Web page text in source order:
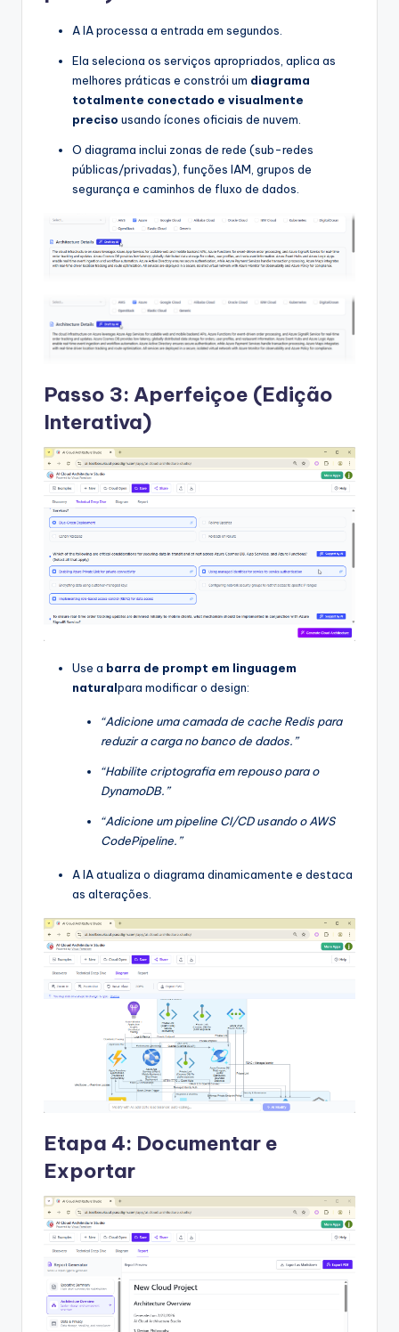
A IA processa a entrada em segundos.
Ela seleciona os serviços apropriados, aplica as
melhores práticas e constrói um diagrama
totalmente conectado e visualmente
preciso usando ícones oficiais de nuvem.
O diagrama inclui zonas de rede (sub-redes
públicas/privadas), funções IAM, grupos de
segurança e caminhos de fluxo de dados.
Passo 3: Aperfeiçoe (Edição
Interativa)
Use a barra de prompt em linguagem
naturalpara modificar o design:
“Adicione uma camada de cache Redis para
reduzir a carga no banco de dados.”
“Habilite criptografia em repouso para o
DynamoDB.”
“Adicione um pipeline CI/CD usando o AWS
CodePipeline.”
A IA atualiza o diagrama dinamicamente e destaca
as alterações.
Etapa 4: Documentar e
Exportar